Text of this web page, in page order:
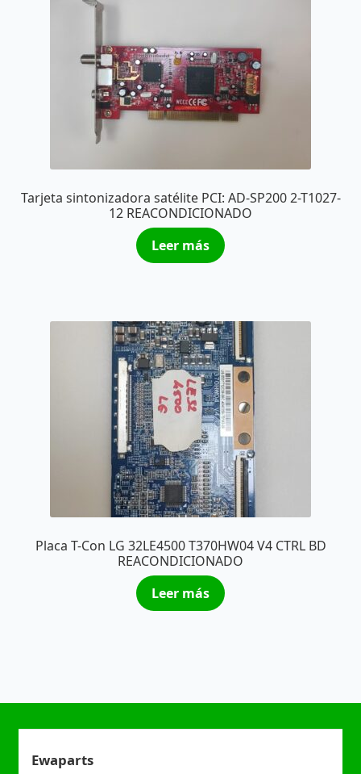
Tarjeta sintonizadora satélite PCI: AD-SP200 2-T1027-
12 REACONDICIONADO
Leer más
Placa T-Con LG 32LE4500 T370HW04 V4 CTRL BD
REACONDICIONADO
Leer más
Ewaparts